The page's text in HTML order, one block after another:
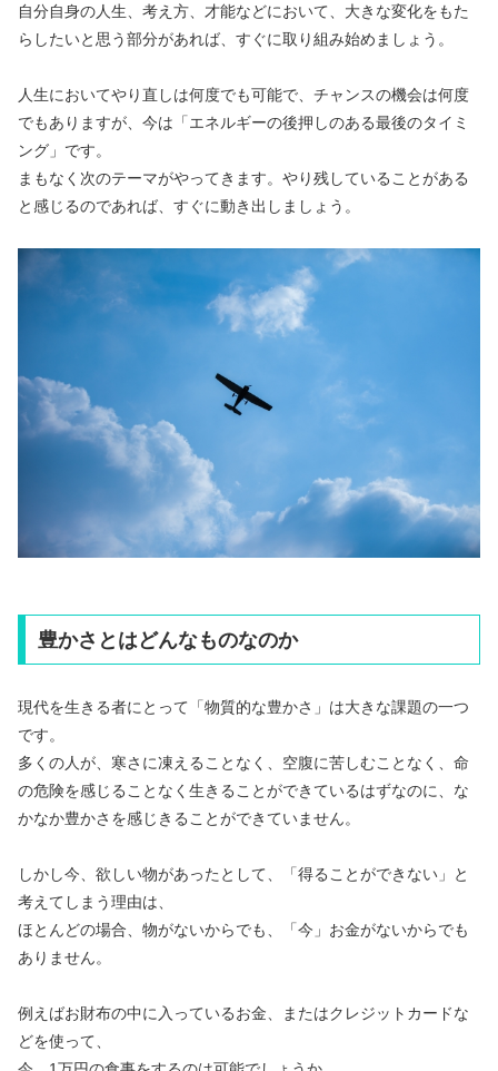
自分自身の人生、考え方、才能などにおいて、大きな変化をもた
らしたいと思う部分があれば、すぐに取り組み始めましょう。
人生においてやり直しは何度でも可能で、チャンスの機会は何度
でもありますが、今は「エネルギーの後押しのある最後のタイミ
ング」です。
まもなく次のテーマがやってきます。やり残していることがある
と感じるのであれば、すぐに動き出しましょう。
豊かさとはどんなものなのか
現代を生きる者にとって「物質的な豊かさ」は大きな課題の一つ
です。
多くの人が、寒さに凍えることなく、空腹に苦しむことなく、命
の危険を感じることなく生きることができているはずなのに、な
かなか豊かさを感じきることができていません。
しかし今、欲しい物があったとして、「得ることができない」と
考えてしまう理由は、
ほとんどの場合、物がないからでも、「今」お金がないからでも
ありません。
例えばお財布の中に入っているお金、またはクレジットカードな
どを使って、